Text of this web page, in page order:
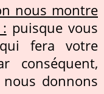
nous montre
puisque vous
fera votre
conséquent,
donnons